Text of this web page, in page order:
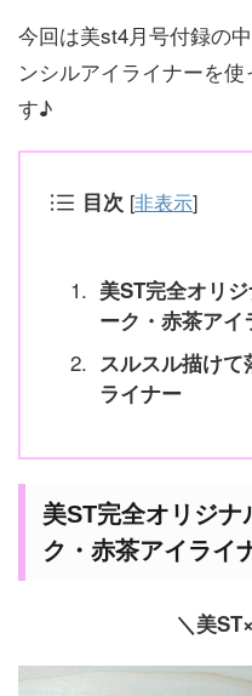
今回は美st4月号付録の
ンシルアイライナーを
す♪
目次 [非表示]
美ST完全オリ
ーク・赤茶アイ
スルスル描けて
ライナー
美ST完全オリジナ
ク・赤茶アイライ
＼美